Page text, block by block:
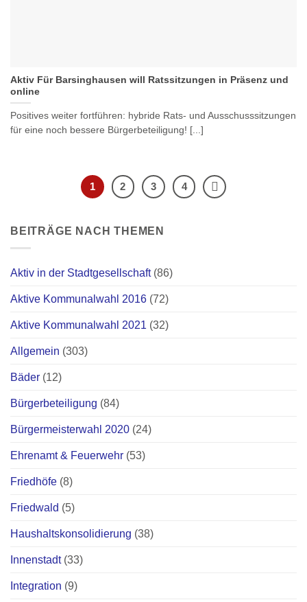
Aktiv Für Barsinghausen will Ratssitzungen in Präsenz und
online
Positives weiter fortführen: hybride Rats- und Ausschusssitzungen
für eine noch bessere Bürgerbeteiligung! [...]
1 2 3 4
BEITRÄGE NACH THEMEN
Aktiv in der Stadtgesellschaft(86)
Aktive Kommunalwahl 2016 (72)
Aktive Kommunalwahl 2021 (32)
Allgemein (303)
Bäder (12)
Bürgerbeteiligung (84)
Bürgermeisterwahl 2020 (24)
Ehrenamt & Feuerwehr (53)
Friedhöfe (8)
Friedwald (5)
Haushaltskonsolidierung (38)
Innenstadt(33)
Integration (9)